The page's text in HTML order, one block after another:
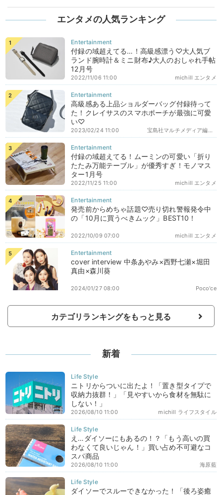
エンタメの人気ランキング
付録の域超えてる…！高級感漂う♡大人気ブ
ランド腕時計＆ミニ財布♪大人のおしゃれ手帖
12月号
michill エンタメ
2022/11/06 11:00
高級感ある上品ショルダーバッグ付録待って
た！クレイサスのスマホポーチが最強に可愛
い♡
宝島社マルチメディア編集部エディターズ
2023/02/24 11:00
付録の域超えてる！ムーミンの可愛い「折り
たたみ万能テーブル」が優秀すぎ！モノマス
ター1月号
michill エンタメ
2022/11/25 11:00
発売前からめちゃ話題♡売り切れ警報発令中
の「10月に買うべきムック」BEST10！
michill エンタメ
2022/10/09 07:00
cover interview 中条あやみ×西野七瀬×堀田
真由×森川葵
Poco'ce
2024/01/27 08:00
カテゴリランキングをもっと見る
新着
ニトリからついに出たよ！「置き型タイプで
収納力抜群！」「見やすいから食材を無駄に
しない！」
michill ライフスタイル
2026/08/10 11:00
え…ダイソーにもあるの！？「もう高いの買
わなくて良いじゃん！」買い占め不可避なコ
スパ商品
海原藍
2026/08/10 11:00
ダイソーでスルーできなかった！「後ろ姿癒